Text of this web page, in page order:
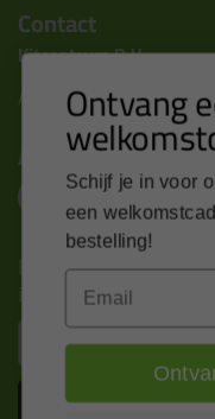
Contact
Kitcentrum B.V.
Alle contactgegevens >
Altijd op de
Nieuws, tips en
inbox
Ontvang
Schijf je in voor
een
bestelling!